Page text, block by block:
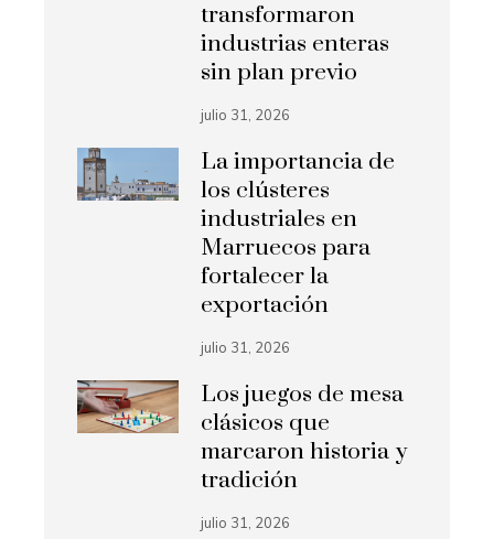
transformaron
industrias enteras
sin plan previo
julio 31, 2026
La importancia de
los clústeres
industriales en
Marruecos para
fortalecer la
exportación
julio 31, 2026
Los juegos de mesa
clásicos que
marcaron historia y
tradición
julio 31, 2026